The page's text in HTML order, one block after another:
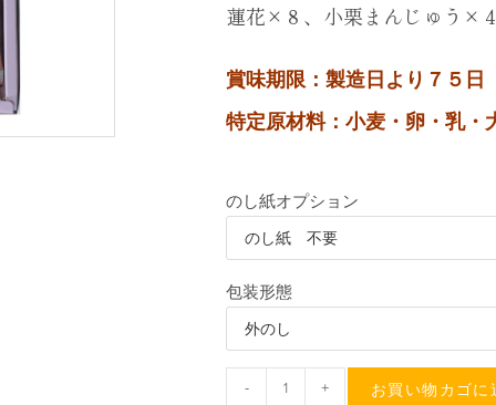
蓮花×８、小栗まんじゅう×４
賞味期限：製造日より７５日
特定原材料：小麦・卵・乳・
のし紙オプション
包装形態
- + お買い物カゴに